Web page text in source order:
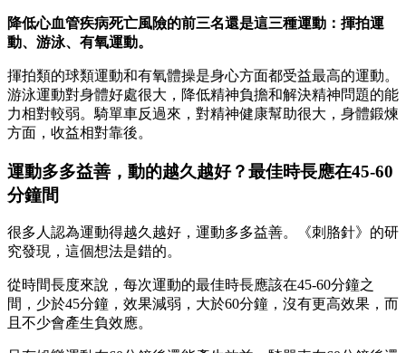
降低心血管疾病死亡風險的前三名還是這三種運動：揮拍運
動、游泳、有氧運動。
揮拍類的球類運動和有氧體操是身心方面都受益最高的運動。
游泳運動對身體好處很大，降低精神負擔和解決精神問題的能
力相對較弱。騎單車反過來，對精神健康幫助很大，身體鍛煉
方面，收益相對靠後。
運動多多益善，動的越久越好？最佳時長應在45-60
分鐘間
很多人認為運動得越久越好，運動多多益善。《刺胳針》的研
究發現，這個想法是錯的。
從時間長度來說，每次運動的最佳時長應該在45-60分鐘之
間，少於45分鐘，效果減弱，大於60分鐘，沒有更高效果，而
且不少會產生負效應。